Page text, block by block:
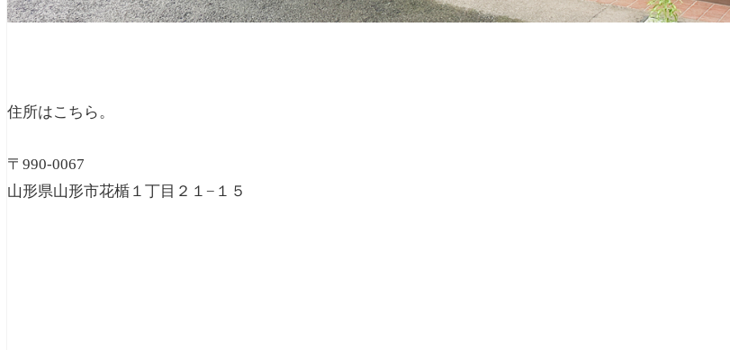
住所はこちら。
〒990-0067
山形県山形市花楯１丁目２１−１５